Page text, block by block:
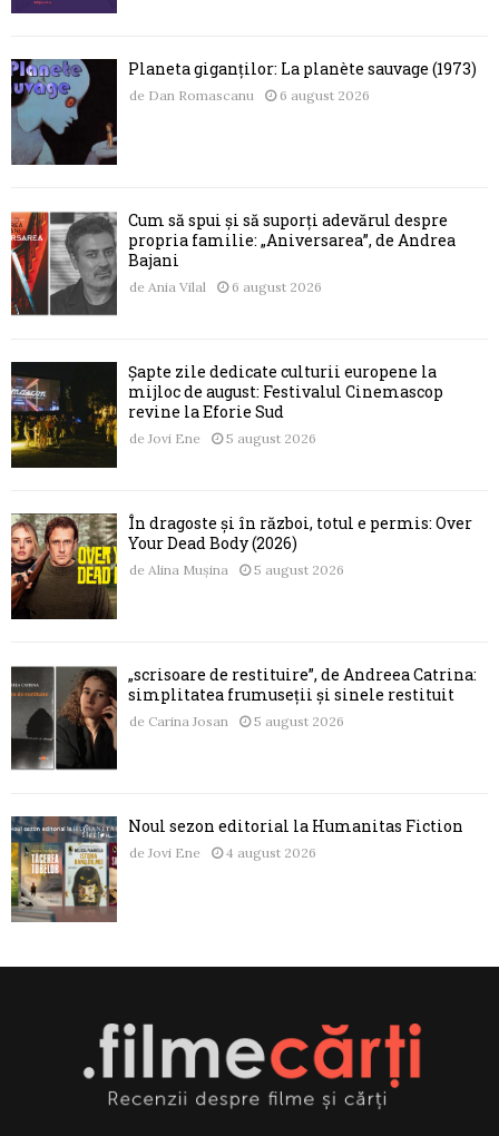
Planeta giganților: La planète sauvage (1973)
de Dan Romascanu 6 august 2026
Cum să spui și să suporți adevărul despre
propria familie: „Aniversarea”, de Andrea
Bajani
de Ania Vilal 6 august 2026
Șapte zile dedicate culturii europene la
mijloc de august: Festivalul Cinemascop
revine la Eforie Sud
de Jovi Ene 5 august 2026
În dragoste și în război, totul e permis: Over
Your Dead Body (2026)
de Alina Mușina 5 august 2026
„scrisoare de restituire”, de Andreea Catrina:
simplitatea frumuseții și sinele restituit
de Carina Josan 5 august 2026
Noul sezon editorial la Humanitas Fiction
de Jovi Ene 4 august 2026